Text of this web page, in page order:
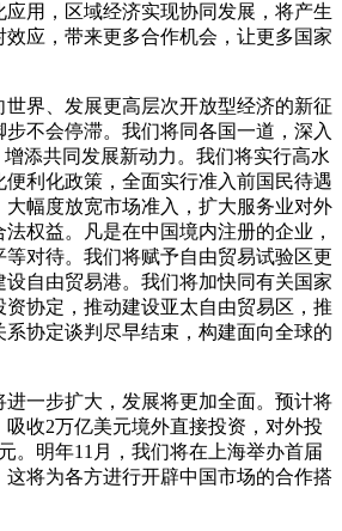
用，区域经济实现协同发展，将产生
应，带来更多合作机会，让更多国家
界、发展更高层次开放型经济的新征
不会停滞。我们将同各国一道，深入
添共同发展新动力。我们将实行高水
利化政策，全面实行准入前国民待遇
大幅度放宽市场准入，扩大服务业对外
权益。凡是在中国境内注册的企业，
对待。我们将赋予自由贸易试验区更
自由贸易港。我们将加快同有关国家
协定，推动建设亚太自由贸易区，推
协定谈判尽早结束，构建面向全球的
进一步扩大，发展将更加全面。预计将
收2万亿美元境外直接投资，对外投
。明年11月，我们将在上海举办首届
将为各方进行开辟中国市场的合作搭